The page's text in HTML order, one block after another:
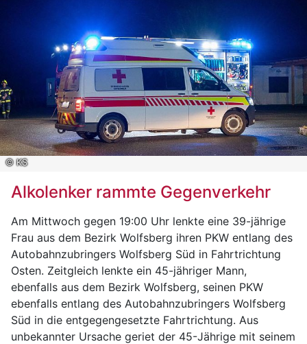
© KS
Alkolenker rammte Gegenverkehr
Am Mittwoch gegen 19:00 Uhr lenkte eine 39-jährige
Frau aus dem Bezirk Wolfsberg ihren PKW entlang des
Autobahnzubringers Wolfsberg Süd in Fahrtrichtung
Osten. Zeitgleich lenkte ein 45-jähriger Mann,
ebenfalls aus dem Bezirk Wolfsberg, seinen PKW
ebenfalls entlang des Autobahnzubringers Wolfsberg
Süd in die entgegengesetzte Fahrtrichtung. Aus
unbekannter Ursache geriet der 45-Jährige mit seinem